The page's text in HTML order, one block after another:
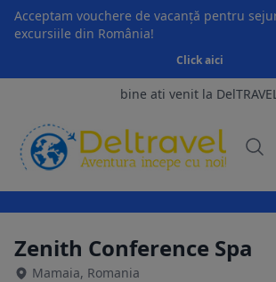
Acceptam vouchere de vacanță pentru
excursiile din România!
Click aici
bine ati venit la
Zenith Conference Spa
Mamaia, Romania